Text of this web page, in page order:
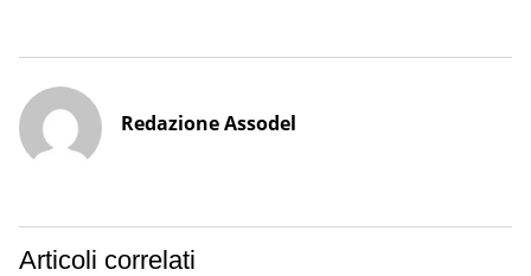
Redazione Assodel
Articoli correlati